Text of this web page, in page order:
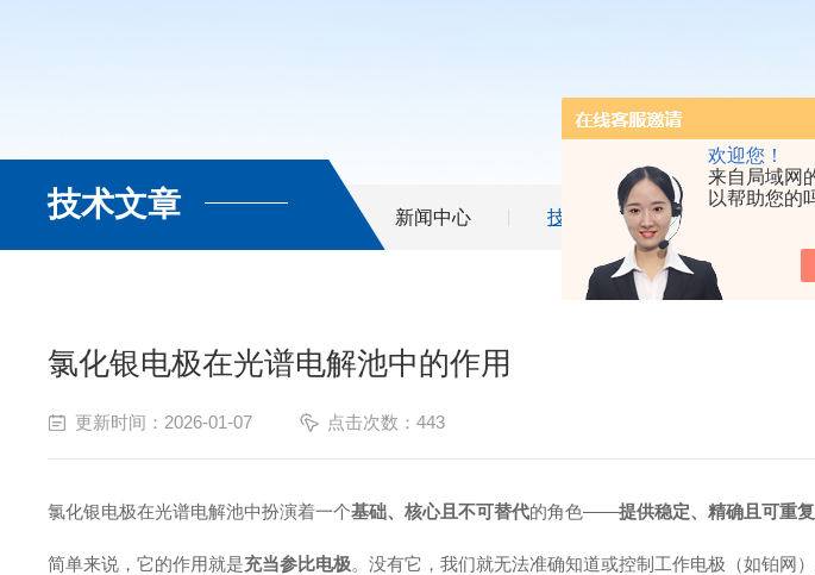
欢迎您！
来自局域网
以帮助您的
技术文章 新闻中心 技术文章
氯化银电极在光谱电解池中的作用
更新时间：2026-01-07 点击次数：443
氯化银电极在光谱电解池中扮演着一个基础、核心且不可替代的角色——提供稳定、精确且可重
简单来说，它的作用就是充当参比电极。没有它，我们就无法准确知道或控制工作电极（如铂网